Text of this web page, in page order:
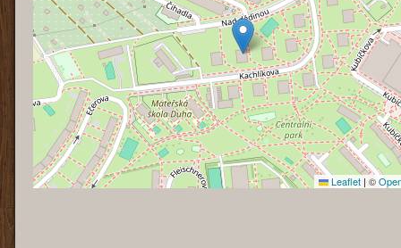
Leaflet | ©